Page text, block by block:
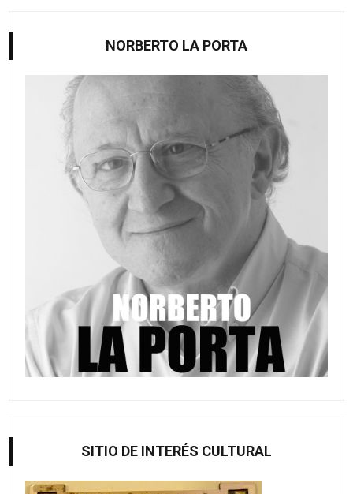
NORBERTO LA PORTA
SITIO DE INTERÉS CULTURAL